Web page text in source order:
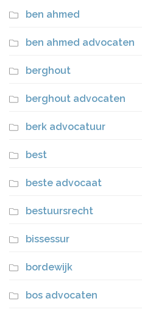
ben ahmed
ben ahmed advocaten
berghout
berghout advocaten
berk advocatuur
best
beste advocaat
bestuursrecht
bissessur
bordewijk
bos advocaten